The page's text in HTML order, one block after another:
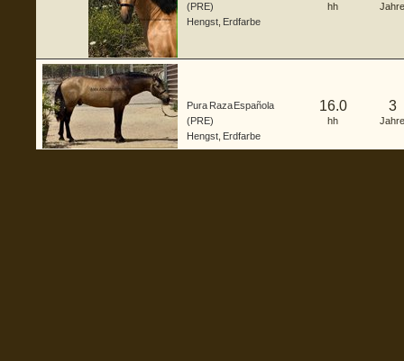
(PRE)
Hengst Erdfarbe
hh Jahre
Pura Raza Española
(PRE)
Hengst Erdfarbe
16.0
hh
3
Jahre